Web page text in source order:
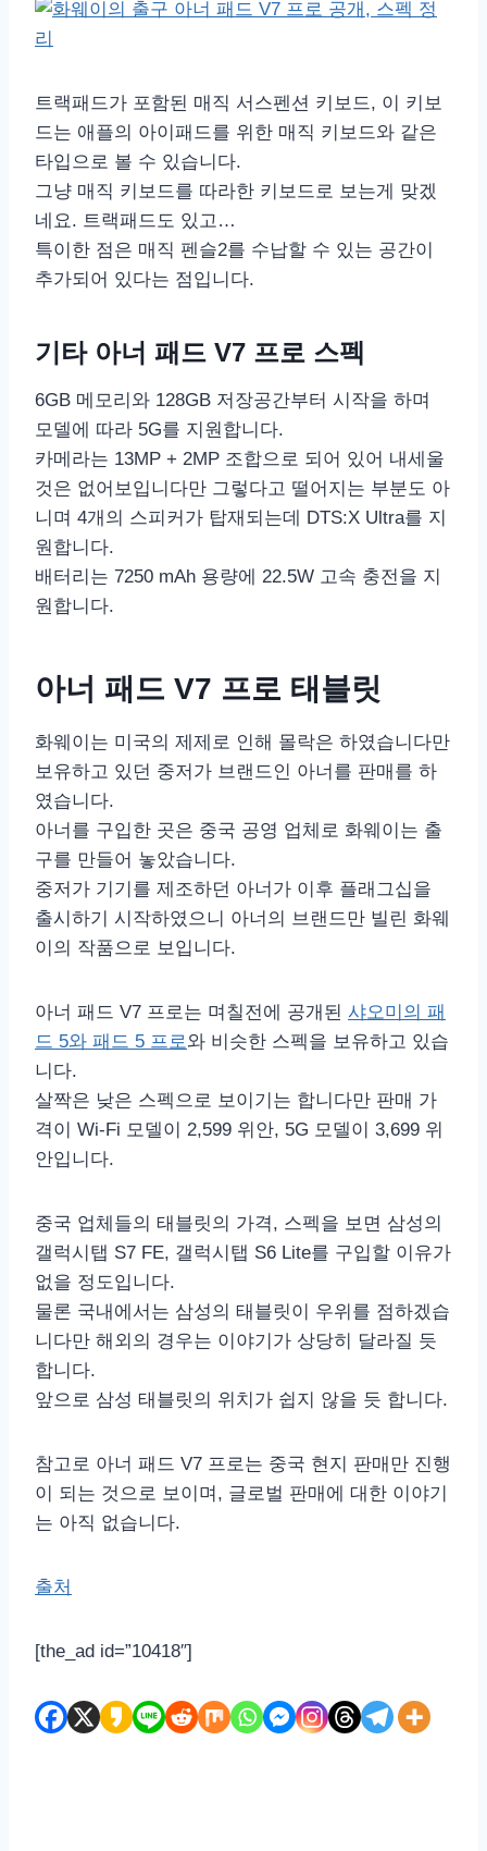
트랙패드가 포함된 매직 서스펜션 키보드, 이 키보
드는 애플의 아이패드를 위한 매직 키보드와 같은
타입으로 볼 수 있습니다.
그냥 매직 키보드를 따라한 키보드로 보는게 맞겠
네요. 트랙패드도 있고…
특이한 점은 매직 펜슬2를 수납할 수 있는 공간이
추가되어 있다는 점입니다.
기타 아너 패드 V7 프로 스펙
6GB 메모리와 128GB 저장공간부터 시작을 하며
모델에 따라 5G를 지원합니다.
카메라는 13MP + 2MP 조합으로 되어 있어 내세울
것은 없어보입니다만 그렇다고 떨어지는 부분도 아
니며 4개의 스피커가 탑재되는데 DTS:X Ultra를 지
원합니다.
배터리는 7250 mAh 용량에 22.5W 고속 충전을 지
원합니다.
아너 패드 V7 프로 태블릿
화웨이는 미국의 제제로 인해 몰락은 하였습니다만
보유하고 있던 중저가 브랜드인 아너를 판매를 하
였습니다.
아너를 구입한 곳은 중국 공영 업체로 화웨이는 출
구를 만들어 놓았습니다.
중저가 기기를 제조하던 아너가 이후 플래그십을
출시하기 시작하였으니 아너의 브랜드만 빌린 화웨
이의 작품으로 보입니다.
아너 패드 V7 프로는 며칠전에 공개된 샤오미의 패
드 5와 패드 5 프로와 비슷한 스펙을 보유하고 있습
니다.
살짝은 낮은 스펙으로 보이기는 합니다만 판매 가
격이 Wi-Fi 모델이 2,599 위안, 5G 모델이 3,699 위
안입니다.
중국 업체들의 태블릿의 가격, 스펙을 보면 삼성의
갤럭시탭 S7 FE, 갤럭시탭 S6 Lite를 구입할 이유가
없을 정도입니다.
물론 국내에서는 삼성의 태블릿이 우위를 점하겠습
니다만 해외의 경우는 이야기가 상당히 달라질 듯
합니다.
앞으로 삼성 태블릿의 위치가 쉽지 않을 듯 합니다.
참고로 아너 패드 V7 프로는 중국 현지 판매만 진행
이 되는 것으로 보이며, 글로벌 판매에 대한 이야기
는 아직 없습니다.
출처
[the_ad id=”10418″]